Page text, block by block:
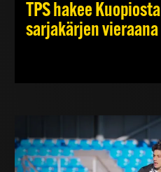
TPS hakee
sarjakärjen vieraana